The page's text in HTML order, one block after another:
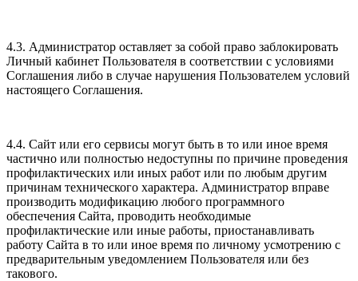
4.3. Администратор оставляет за собой право заблокировать
Личный кабинет Пользователя в соответствии с условиями
Соглашения либо в случае нарушения Пользователем условий
настоящего Соглашения.
4.4. Сайт или его сервисы могут быть в то или иное время
частично или полностью недоступны по причине проведения
профилактических или иных работ или по любым другим
причинам технического характера. Администратор вправе
производить модификацию любого программного
обеспечения Сайта, проводить необходимые
профилактические или иные работы, приостанавливать
работу Сайта в то или иное время по личному усмотрению с
предварительным уведомлением Пользователя или без
такового.